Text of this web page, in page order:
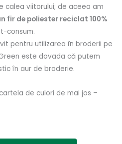
calea viitorului; de aceea am
fir de poliester reciclat 100%
consum.
pentru utilizarea în broderii pe
este dovada că putem
în aur de broderie.
de culori de mai jos –